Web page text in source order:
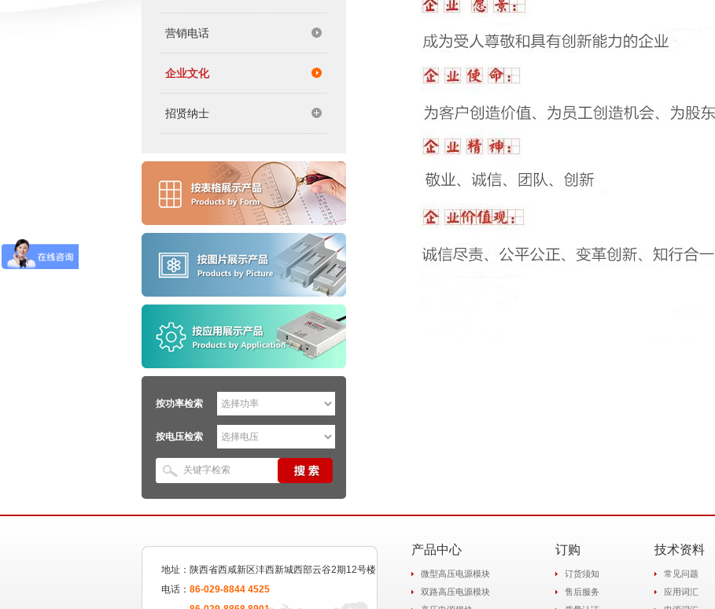
营销电话
企业文化
招贤纳士
按功率检索
按电压检索
地址：陕西省西咸新区沣西新城西部云谷2期12号楼
电话： 86-029-8844 4525
产品中心
微型高压电源模块
双路高压电源模块
订购
订货须知
售后服务
技术资料
常见问题
应用词汇